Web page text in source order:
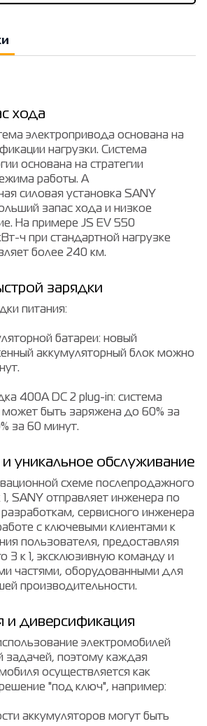
хода
электропривода основана на
нагрузки. Система
основана на стратегии
работы. А
силовая установка SANY
запас хода и низкое
На примере JS EV 550
ч при стандартной нагрузке
более 240 км.
зарядки
питания:
батареи: новый
аккумуляторный блок можно
400A DC 2 plug-in: система
может быть заряжена до 60% за
за 60 минут.
уникальное обслуживание
схеме послепродажного
SANY отправляет инженера по
сервисного инженера
с ключевыми клиентами к
пользователя, предоставляя
3 к 1, эксклюзивную команду и
частями, оборудованными для
производительности.
и диверсификация
электромобилей
задачей, поэтому каждая
осуществляется как
"под ключ", например:
аккумуляторов могут быть